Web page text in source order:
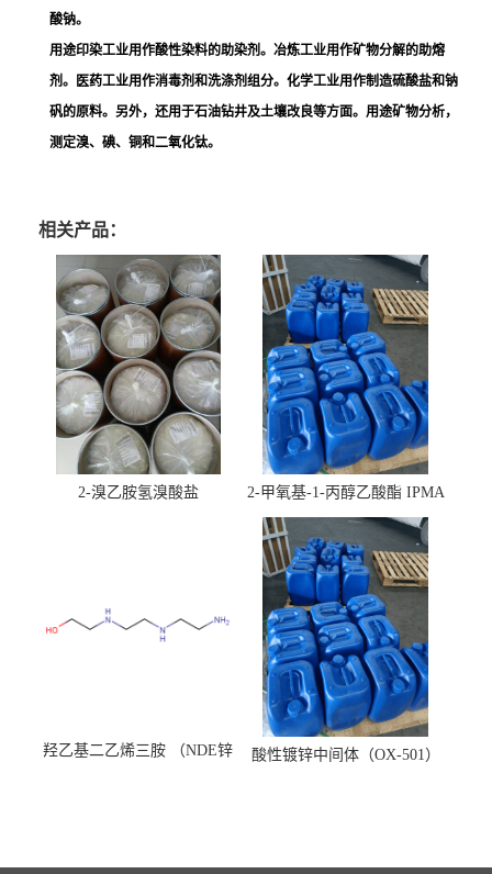
酸钠。
用途印染工业用作酸性染料的助染剂。冶炼工业用作矿物分解的助熔
剂。医药工业用作消毒剂和洗涤剂组分。化学工业用作制造硫酸盐和钠
矾的原料。另外，还用于石油钻井及土壤改良等方面。用途矿物分析，
测定溴、碘、铜和二氧化钛。
相关产品：
2-溴乙胺氢溴酸盐 2-甲氧基-1-丙醇乙酸酯 IPMA
羟乙基二乙烯三胺 （NDE锌
酸性镀锌中间体（OX-501）